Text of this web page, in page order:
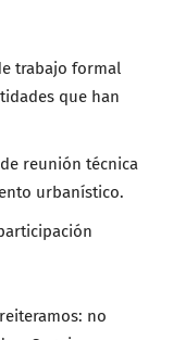
trabajo formal
que han
reunión técnica
urbanístico.
reiteramos: no